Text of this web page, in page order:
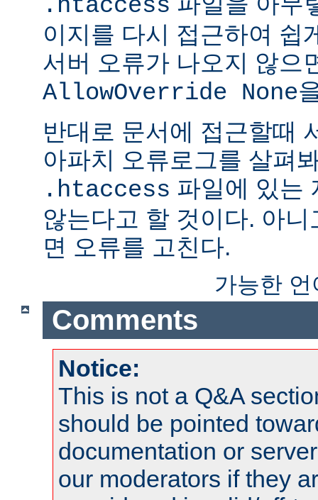
.htaccess
이지를 다시 접근하여 쉽
서버 오류가 나오지 않으
AllowOverride None
반대로 문서에 접근할때
아파치 오류로그를 살펴
.htaccess 파일에 있는
않는다고 할 것이다. 아
면 오류를 고친다.
가능한
Comments
Notice:
This is not a Q&A
should be pointed
documentation or
our moderators if they